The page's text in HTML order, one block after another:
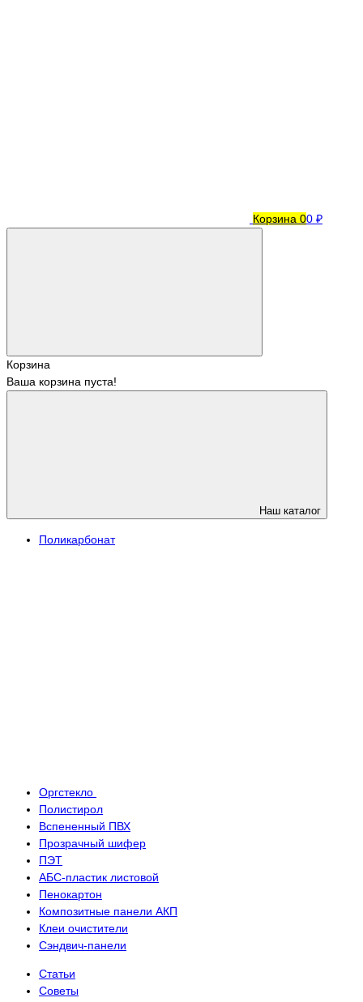
Корзина 00 ₽
Корзина
Ваша корзина пуста!
Наш каталог
Поликарбонат
Оргстекло
Полистирол
Вспененный ПВХ
Прозрачный шифер
ПЭТ
АБС-пластик листовой
Пенокартон
Композитные панели АКП
Клеи очистители
Сэндвич-панели
Статьи
Советы